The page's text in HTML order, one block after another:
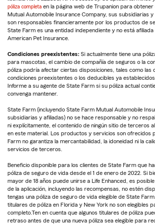
póliza completa en la página web de Trupanion para
Mutual Automobile Insurance Company, sus subsidiarias y
son responsables financieramente por los productos de
State Farm es una entidad independiente y no está afiliada
American Pet Insurance.
Condiciones preexistentes: Si actualmente tiene una
para mascotas, el cambio de compañía de seguros o la
póliza podría afectar ciertas disposiciones, tales como las
condiciones preexistentes o los deducibles ya
Informe a su agente de State Farm si su póliza actual
convenga mantener.
State Farm (incluyendo State Farm Mutual Automobile
subsidiarias y afiliadas) no se hace responsable y no
ni explícitamente, el contenido de ningún sitio de terceros
en este material. Los productos y servicios son ofrecidos
Farm no garantiza la mercantabilidad, la idoneidad ni la
servicios de terceros.
Beneficio disponible para los clientes de State Farm que
póliza de seguro de vida desde el 1 de enero de 2022. Si
mayor de 18 años puede unirse a Life Enhanced, es
de la aplicación, incluyendo las recompensas, no estén
tengas una póliza de seguro de vida elegible de State
titulares de póliza en Florida y New York no son elegibles
completo.Ten en cuenta que algunos titulares de póliza
retraso antes de que una nueva póliza sea elegible para